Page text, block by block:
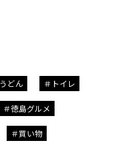
うどん トイレ
徳島グルメ
買い物